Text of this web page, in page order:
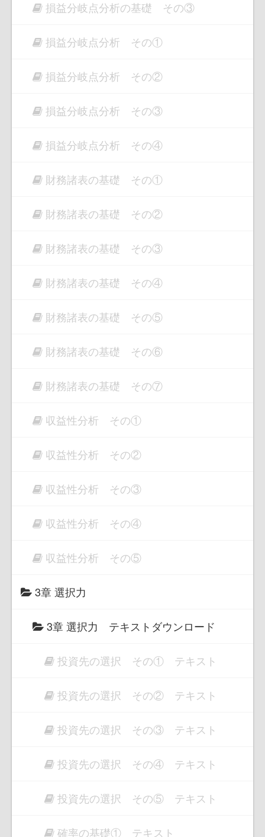
損益分岐点分析の基礎 その③
損益分岐点分析 その①
損益分岐点分析 その②
損益分岐点分析 その③
損益分岐点分析 その④
財務諸表の基礎 その①
財務諸表の基礎 その②
財務諸表の基礎 その③
財務諸表の基礎 その④
財務諸表の基礎 その⑤
財務諸表の基礎 その⑥
財務諸表の基礎 その⑦
収益性分析 その①
収益性分析 その②
収益性分析 その③
収益性分析 その④
収益性分析 その⑤
3章 選択力
3章 選択力 テキストダウンロード
投資先の選択 その① テキスト
投資先の選択 その② テキスト
投資先の選択 その③ テキスト
投資先の選択 その④ テキスト
投資先の選択 その⑤ テキスト
確率の基礎① テキスト